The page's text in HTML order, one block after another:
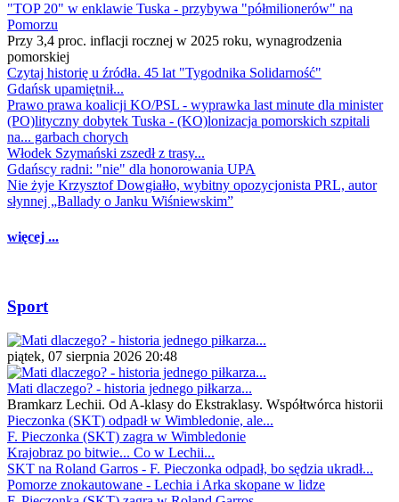
"TOP 20" w enklawie Tuska - przybywa "półmilionerów" na
Pomorzu
Przy 3,4 proc. inflacji rocznej w 2025 roku, wynagrodzenia
pomorskiej
Czytaj historię u źródła. 45 lat "Tygodnika Solidarność"
Gdańsk upamiętnił...
Prawo prawa koalicji KO/PSL - wyprawka last minute dla minister
(PO)lityczny dobytek Tuska - (KO)lonizacja pomorskich szpitali
na... garbach chorych
Włodek Szymański zszedł z trasy...
Gdańscy radni: "nie" dla honorowania UPA
Nie żyje Krzysztof Dowgiałło, wybitny opozycjonista PRL, autor
słynnej „Ballady o Janku Wiśniewskim”
więcej ...
Sport
piątek, 07 sierpnia 2026 20:48
Mati dlaczego? - historia jednego piłkarza...
Bramkarz Lechii. Od A-klasy do Ekstraklasy. Współtwórca historii
Pieczonka (SKT) odpadł w Wimbledonie, ale...
F. Pieczonka (SKT) zagra w Wimbledonie
Krajobraz po bitwie... Co w Lechii...
SKT na Roland Garros - F. Pieczonka odpadł, bo sędzia ukradł...
Pomorze znokautowane - Lechia i Arka skopane w lidze